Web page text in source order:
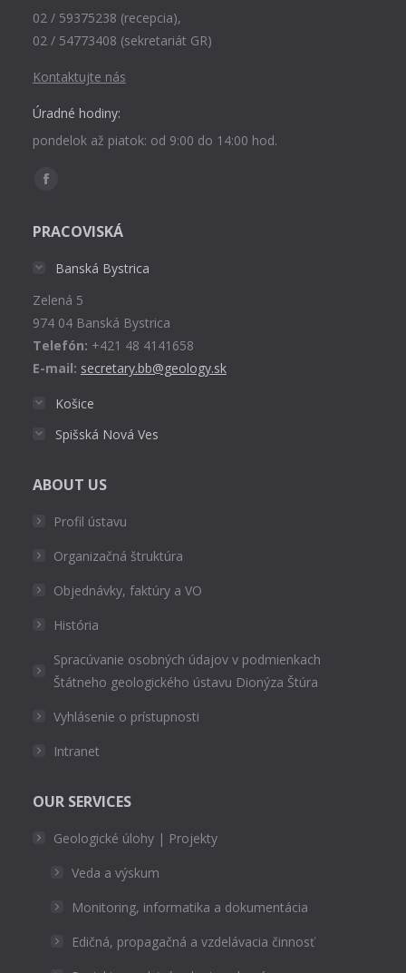
02 / 59375238 (recepcia),
02 / 54773408 (sekretariát GR)
Kontaktujte nás
Úradné hodiny:
pondelok až piatok: od 9:00 do 14:00 hod.
Find us on:
Facebook
opens
window
PRACOVISKÁ
Banská Bystrica
Zelená 5
974 04 Banská Bystrica
Telefón: +421 48 4141658
E-mail: secretary.bb@geology.sk
Košice
Spišská Nová Ves
ABOUT US
Profil ústavu
Organizačná štruktúra
Objednávky, faktúry a VO
História
Spracúvanie osobných údajov v podmienkach
Štátneho geologického ústavu Dionýza Štúra
Vyhlásenie o prístupnosti
Intranet
OUR SERVICES
Geologické úlohy | Projekty
Veda a výskum
Monitoring, informatika a dokumentácia
Edičná, propagačná a vzdelávacia činnosť